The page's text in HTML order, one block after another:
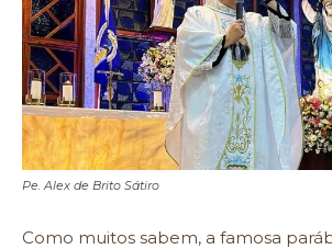
Pe. Alex de Brito Sátiro
Como muitos sabem, a famosa